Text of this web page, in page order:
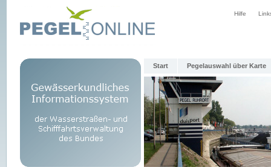
Hilfe
Start Pegelauswahl über Karte